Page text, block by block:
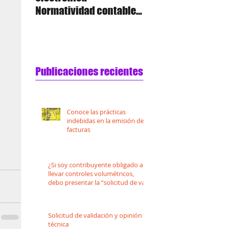
Normatividad contable,
Publicaciones recientes
Conoce las prácticas
indebidas en la emisión de
facturas
¿Si soy contribuyente obligado a
llevar controles volumétricos,
debo presentar la “solicitud de vali
Solicitud de validación y opinión
técnica